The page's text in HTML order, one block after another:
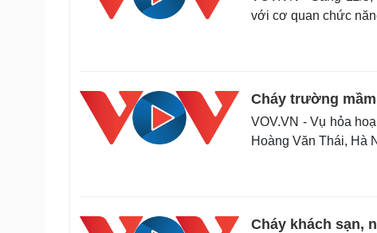
với cơ quan chức
Cháy trường
VOV.VN - Vụ hỏa
Hoàng Văn Thái, Hà
Cháy khách sạn,